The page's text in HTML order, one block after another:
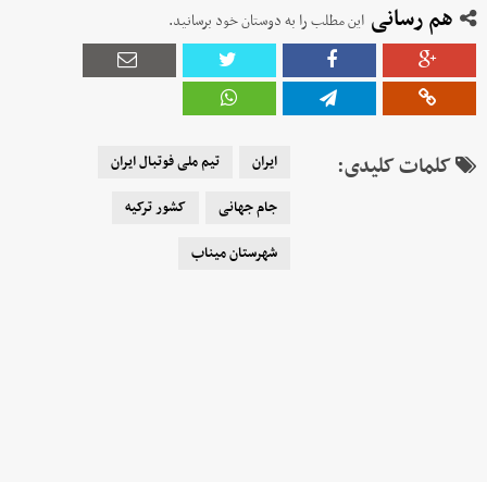
هم رسانی این مطلب را به دوستان خود برسانید.
کلمات کلیدی: ایران
تیم ملی فوتبال ایران
جام جهانی
کشور ترکیه
شهرستان میناب